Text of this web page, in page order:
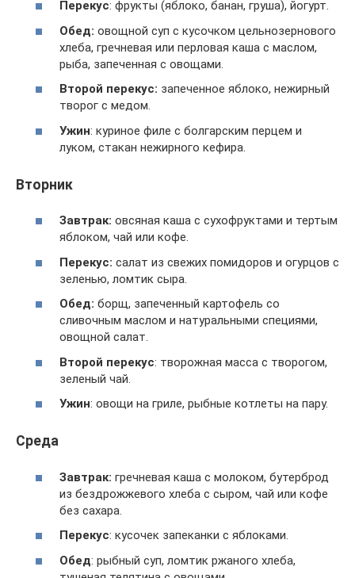
Перекус: фрукты (яблоко, банан, груша), йогурт.
Обед: овощной суп с кусочком цельнозернового
хлеба, гречневая или перловая каша с маслом,
рыба, запеченная с овощами.
Второй перекус: запеченное яблоко, нежирный
творог с медом.
Ужин: куриное филе с болгарским перцем и
луком, стакан нежирного кефира.
Вторник
Завтрак: овсяная каша с сухофруктами и тертым
яблоком, чай или кофе.
Перекус: салат из свежих помидоров и огурцов с
зеленью, ломтик сыра.
Обед: борщ, запеченный картофель со
сливочным маслом и натуральными специями,
овощной салат.
Второй перекус: творожная масса с творогом,
зеленый чай.
Ужин: овощи на гриле, рыбные котлеты на пару.
Среда
Завтрак: гречневая каша с молоком, бутерброд
из бездрожжевого хлеба с сыром, чай или кофе
без сахара.
Перекус: кусочек запеканки с яблоками.
Обед: рыбный суп, ломтик ржаного хлеба,